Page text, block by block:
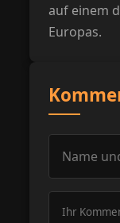
auf einem
Europas.